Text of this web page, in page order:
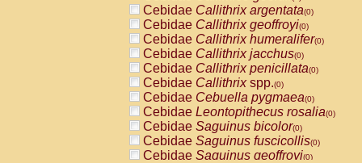
Cebidae Callithrix argentata(0)
Cebidae Callithrix geoffroyi(0)
Cebidae Callithrix humeralifer(0)
Cebidae Callithrix jacchus(0)
Cebidae Callithrix penicillata(0)
Cebidae Callithrixspp.(0)
Cebidae Cebuella pygmaea(0)
Cebidae Leontopithecus rosalia(0)
Cebidae Saguinus bicolor(0)
Cebidae Saguinus fuscicollis(0)
Cebidae Saguinus geoffroyi(0)